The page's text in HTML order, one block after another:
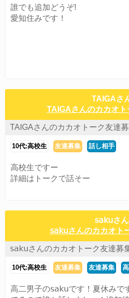
誰でも追加どうぞ!
愛知住みです！
TAIGAさ
TAIGAさんのカカオト
TAIGAさんのカカオトーク友達
10代:高校生 友達募集 話し相手
高校生ですー
詳細はトークで話そー
𝗌𝖺𝗄𝗎さん
𝗌𝖺𝗄𝗎さんのカカオト
𝗌𝖺𝗄𝗎さんのカカオトーク友達募
10代:高校生 友達募集 友達募集
高二男子の𝗌𝖺𝗄𝗎です！夏休みで